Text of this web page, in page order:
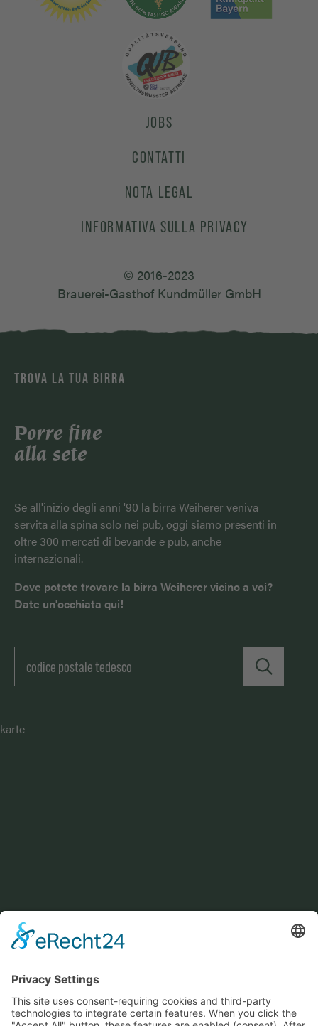
JOBS
CONTATTI
NOTA LEGAL
INFORMATIVA SULLA PRIVACY
© 2016-2023
Brauerei-Gasthof Kundmüller GmbH
TROVA LA TUA BIRRA
Porre fine
alla sete
Se all'inizio degli anni '90 la birra Weiherer veniva
servita alla spina solo nei pub, oggi siamo presenti in
oltre 300 mercati di bevande e pub, anche
internazionali.
Dove potete trovare la birra Weiherer vicino a voi?
Date un'occhiata qui!
karte